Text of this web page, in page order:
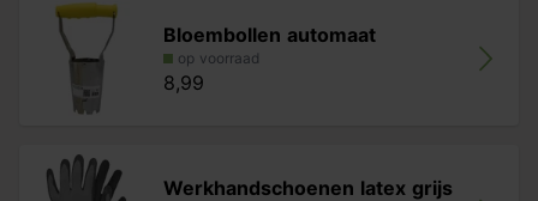
Bloembollen automaat
op voorraad
8,99
Werkhandschoenen latex grijs